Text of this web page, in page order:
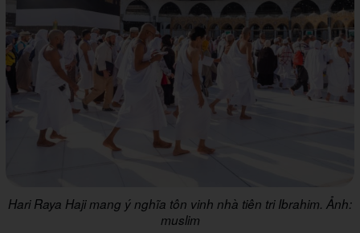
Hari Raya Haji mang ý nghĩa tôn vinh nhà tiên tri Ibrahim. Ảnh:
muslim